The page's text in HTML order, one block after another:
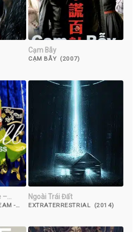
Cạm Bẫy
CẠM BẪY (2007)
–
tôi -
Ngoài Trái Đất
EXTRATERRESTRIAL (2014)